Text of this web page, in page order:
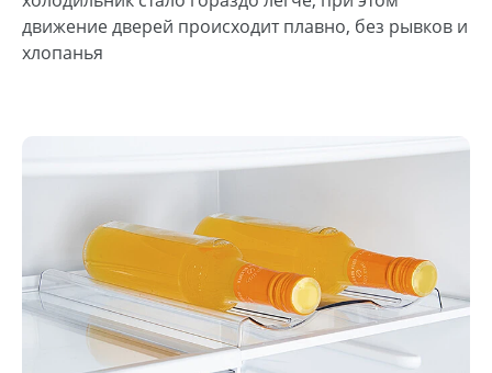
движение дверей происходит плавно, без рывков и
хлопанья